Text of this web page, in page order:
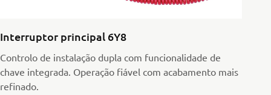
Interruptor principal 6Y8
Controlo de instalação dupla com funcionalidade de
chave integrada. Operação fiável com acabamento mais
refinado.